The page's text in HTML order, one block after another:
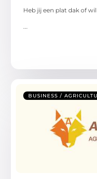
Heb jij een plat dak of
BUSINESS /